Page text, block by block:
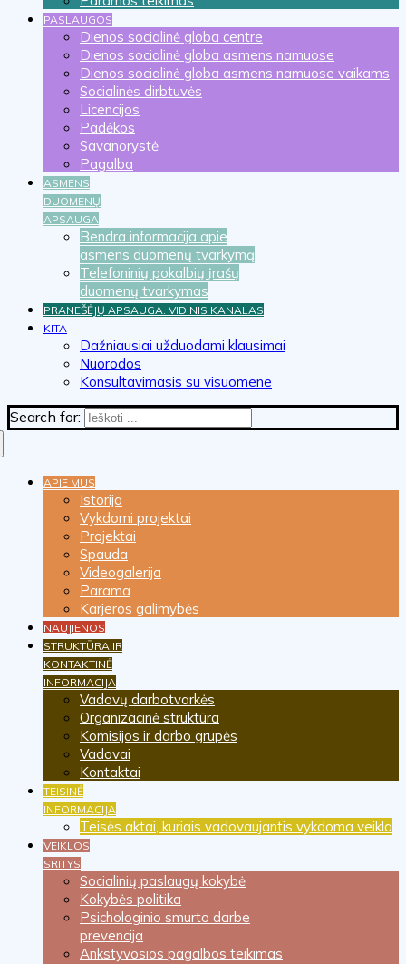
PASLAUGOS
Dienos socialinė globa centre
Dienos socialinė globa asmens namuose
Dienos socialinė globa asmens namuose vaikams
Socialinės dirbtuvės
Licencijos
Padėkos
Savanorystė
Pagalba
ASMENS
DUOMENŲ
APSAUGA
Bendra informacija apie
asmens duomenų tvarkymą
Telefoninių pokalbių įrašų
duomenų tvarkymas
PRANEŠĖJŲ APSAUGA. VIDINIS KANALAS
KITA
Dažniausiai užduodami klausimai
Nuorodos
Konsultavimasis su visuomene
Search for:
APIE MUS
Istorija
Vykdomi projektai
Projektai
Spauda
Videogalerija
Parama
Karjeros galimybės
NAUJIENOS
STRUKTŪRA IR
KONTAKTINĖ
INFORMACIJA
Vadovų darbotvarkės
Organizacinė struktūra
Komisijos ir darbo grupės
Vadovai
Kontaktai
TEISINĖ
INFORMACIJA
Teisės aktai, kuriais vadovaujantis vykdoma veikla
VEIKLOS
SRITYS
Socialinių paslaugų kokybė
Kokybės politika
Psichologinio smurto darbe
prevencija
Ankstyvosios pagalbos teikimas